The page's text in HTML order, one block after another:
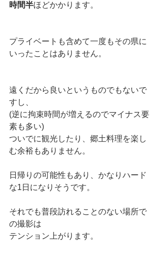
時間半ほどかかります。
プライベートも含めて一度もその県に
いったことはありません。
遠くだから良いというものでもないで
すし、
(逆に拘束時間が増えるのでマイナス要
素も多い)
ついでに観光したり、郷土料理を楽し
む余裕もありません。
日帰りの可能性もあり、かなりハード
な1日になりそうです。
それでも普段訪れることのない場所で
の撮影は
テンション上がります。